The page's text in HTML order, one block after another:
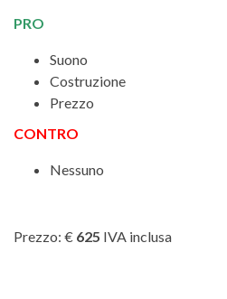
PRO
Suono
Costruzione
Prezzo
CONTRO
Nessuno
Prezzo: € 625 IVA inclusa